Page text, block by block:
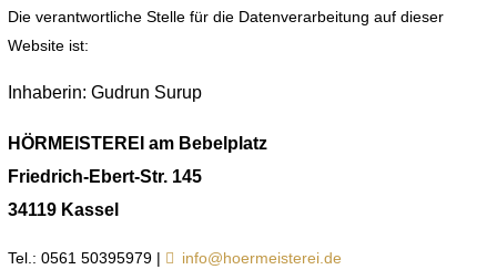
Die verantwortliche Stelle für die Datenverarbeitung auf dieser
Website ist:
Inhaberin: Gudrun Surup
HÖRMEISTEREI am Bebelplatz
Friedrich-Ebert-Str. 145
34119 Kassel
Tel.: 0561 50395979 | info@hoermeisterei.de